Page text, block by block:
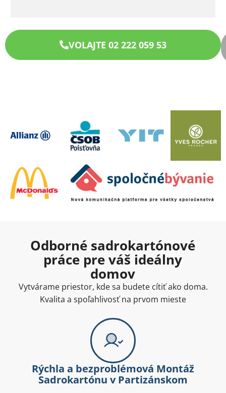
VOLAJTE 02 222 059 53
Odborné sadrokartónové
práce pre váš ideálny
domov
Vytvárame priestor, kde sa budete cítiť ako doma.
Kvalita a spoľahlivosť na prvom mieste
Rýchla a bezproblémová Montáž
Sadrokartónu v Partizánskom